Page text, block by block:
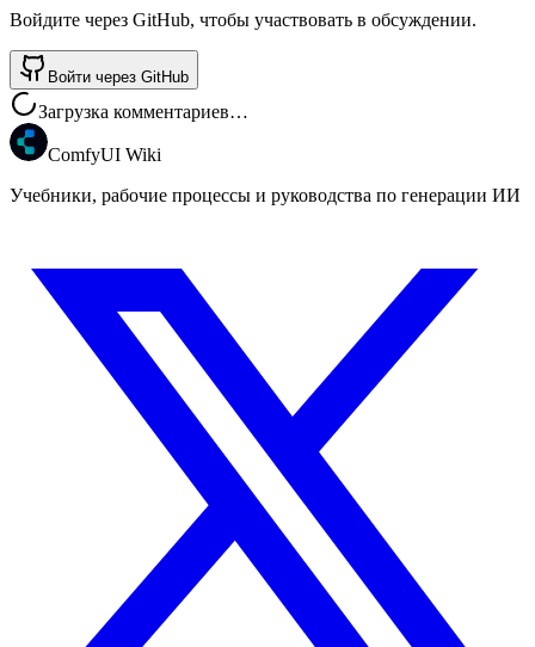
Войдите через GitHub, чтобы участвовать в обсуждении.
Войти через GitHub
Загрузка комментариев…
ComfyUI Wiki
Учебники, рабочие процессы и руководства по генерации ИИ